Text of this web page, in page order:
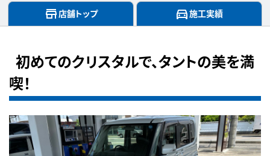
store店舗トップ directions_car施工実績
初めてのクリスタルで、タントの美を満
喫！